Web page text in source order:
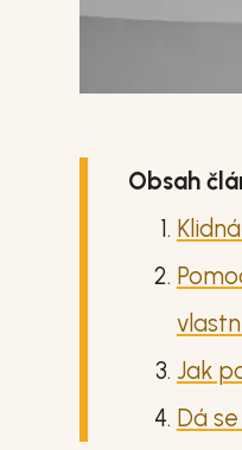
Obsah
Jak
Dá